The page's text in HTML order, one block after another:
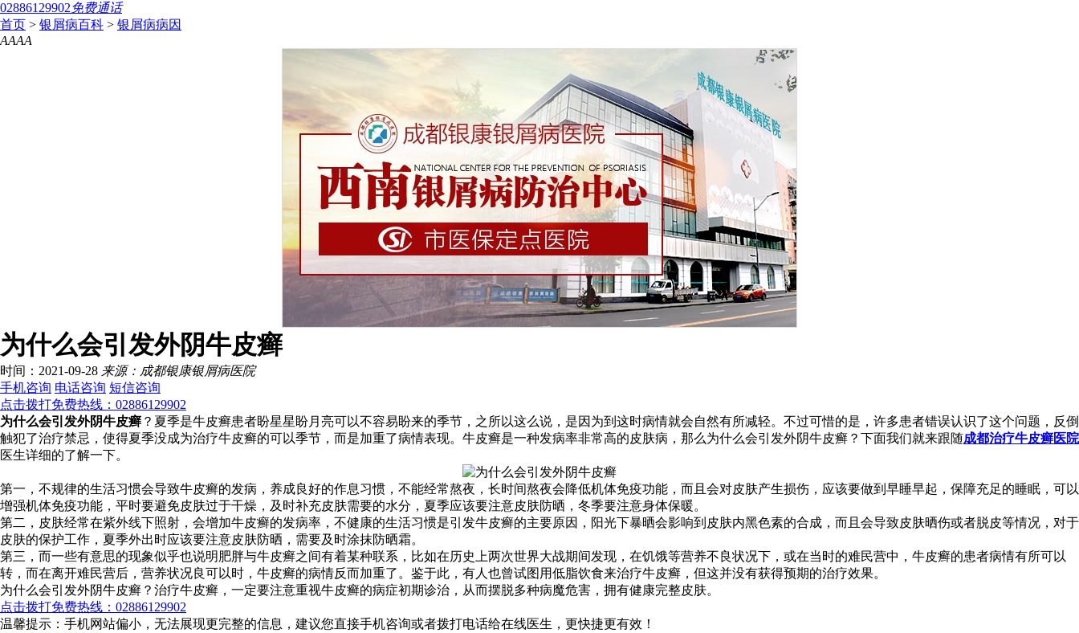
02886129902免费通话
首页 > 银屑病百科 > 银屑病病因
AAAA
为什么会引发外阴牛皮癣
时间：2021-09-28 来源：成都银康银屑病医院
手机咨询 电话咨询 短信咨询
点击拨打免费热线：02886129902
为什么会引发外阴牛皮癣 ？夏季是牛皮癣患者盼星星盼月亮可以不容易盼来的季节，之所以这么说，是因为到这时病情就会自然有所减轻。不过可惜的是，许多患者错误认识了这个问题，反倒
触犯了治疗禁忌，使得夏季没成为治疗牛皮癣的可以季节，而是加重了病情表现。牛皮癣是一种发病率非常高的皮肤病，那么为什么会引发外阴牛皮癣？下面我们就来跟随成都治疗牛皮癣医院
医生详细的了解一下。
第一，不规律的生活习惯会导致牛皮癣的发病，养成良好的作息习惯，不能经常熬夜，长时间熬夜会降低机体免疫功能，而且会对皮肤产生损伤，应该要做到早睡早起，保障充足的睡眠，可以
增强机体免疫功能，平时要避免皮肤过于干燥，及时补充皮肤需要的水分，夏季应该要注意皮肤防晒，冬季要注意身体保暖。
第二，皮肤经常在紫外线下照射，会增加牛皮癣的发病率，不健康的生活习惯是引发牛皮癣的主要原因，阳光下暴晒会影响到皮肤内黑色素的合成，而且会导致皮肤晒伤或者脱皮等情况，对于
皮肤的保护工作，夏季外出时应该要注意皮肤防晒，需要及时涂抹防晒霜。
第三，而一些有意思的现象似乎也说明肥胖与牛皮癣之间有着某种联系，比如在历史上两次世界大战期间发现，在饥饿等营养不良状况下，或在当时的难民营中，牛皮癣的患者病情有所可以
转，而在离开难民营后，营养状况良可以时，牛皮癣的病情反而加重了。鉴于此，有人也曾试图用低脂饮食来治疗牛皮癣，但这并没有获得预期的治疗效果。
为什么会引发外阴牛皮癣？治疗牛皮癣，一定要注意重视牛皮癣的病症初期诊治，从而摆脱多种病魔危害，拥有健康完整皮肤。
点击拨打免费热线：02886129902
温馨提示：手机网站偏小，无法展现更完整的信息，建议您直接手机咨询或者拨打电话给在线医生，更快捷更有效！